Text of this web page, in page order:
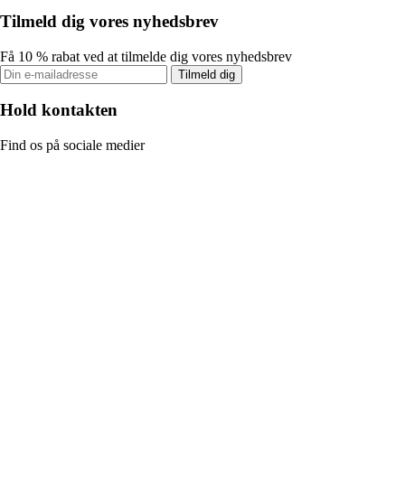
Tilmeld dig vores nyhedsbrev
Få 10 % rabat ved at tilmelde dig vores nyhedsbrev
Tilmeld dig
Hold kontakten
Find os på sociale medier